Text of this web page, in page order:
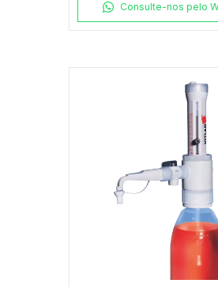
Consulte-nos pelo